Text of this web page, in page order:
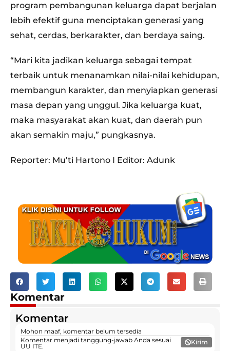
program pembangunan keluarga dapat berjalan
lebih efektif guna menciptakan generasi yang
sehat, cerdas, berkarakter, dan berdaya saing.
“Mari kita jadikan keluarga sebagai tempat
terbaik untuk menanamkan nilai-nilai kehidupan,
membangun karakter, dan menyiapkan generasi
masa depan yang unggul. Jika keluarga kuat,
maka masyarakat akan kuat, dan daerah pun
akan semakin maju,” pungkasnya.
Reporter: Mu’ti Hartono I Editor: Adunk
Komentar
Komentar
Mohon maaf, komentar belum tersedia
Komentar menjadi tanggung-jawab Anda sesuai
UU ITE.
Kirim